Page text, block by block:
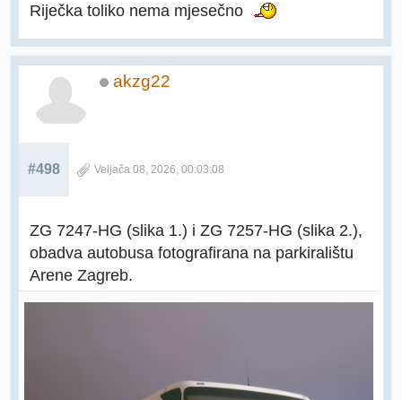
Riječka toliko nema mjesečno
akzg22
#498 Veljača 08, 2026, 00:03:08
ZG 7247-HG (slika 1.) i ZG 7257-HG (slika 2.),
obadva autobusa fotografirana na parkiralištu
Arene Zagreb.